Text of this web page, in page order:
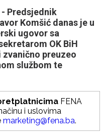
- Predsjednik
Komšić danas je u
ugovor sa
OK BiH
preuzeo
službom te
FENA
i uslovima
marketing@fena.ba.